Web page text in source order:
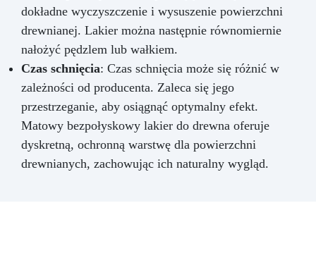
dokładne wyczyszczenie i wysuszenie powierzchni
drewnianej. Lakier można następnie równomiernie
nałożyć pędzlem lub wałkiem.
Czas schnięcia: Czas schnięcia może się różnić w
zależności od producenta. Zaleca się jego
przestrzeganie, aby osiągnąć optymalny efekt.
Matowy bezpołyskowy lakier do drewna oferuje
dyskretną, ochronną warstwę dla powierzchni
drewnianych, zachowując ich naturalny wygląd.